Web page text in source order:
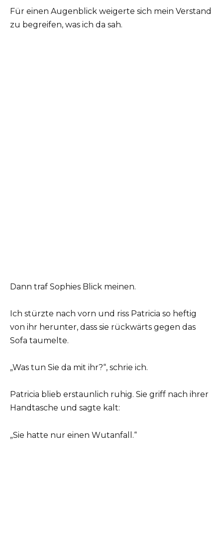
Für einen Augenblick weigerte sich mein Verstand
zu begreifen, was ich da sah.
Dann traf Sophies Blick meinen.
Ich stürzte nach vorn und riss Patricia so heftig
von ihr herunter, dass sie rückwärts gegen das
Sofa taumelte.
„Was tun Sie da mit ihr?“, schrie ich.
Patricia blieb erstaunlich ruhig. Sie griff nach ihrer
Handtasche und sagte kalt:
„Sie hatte nur einen Wutanfall.“